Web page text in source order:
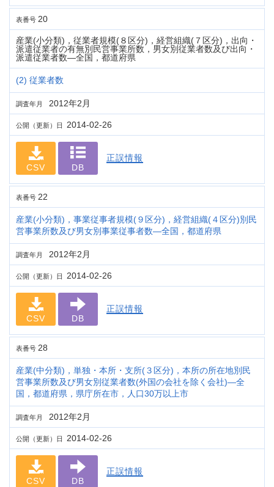
表番号 20
産業(小分類)，従業者規模(８区分)，経営組織(７区分)，出向・
派遣従業者の有無別民営事業所数，男女別従業者数及び出向・
派遣従業者数―全国，都道府県
(2) 従業者数
調査年月 2012年2月
公開（更新）日 2014-02-26
CSV DB
正誤情報
表番号 22
産業(小分類)，事業従事者規模(９区分)，経営組織(４区分)別民
営事業所数及び男女別事業従事者数―全国，都道府県
調査年月 2012年2月
公開（更新）日 2014-02-26
CSV DB
正誤情報
表番号 28
産業(中分類)，単独・本所・支所(３区分)，本所の所在地別民
営事業所数及び男女別従業者数(外国の会社を除く会社)―全
国，都道府県，県庁所在市，人口30万以上市
調査年月 2012年2月
公開（更新）日 2014-02-26
CSV DB
正誤情報